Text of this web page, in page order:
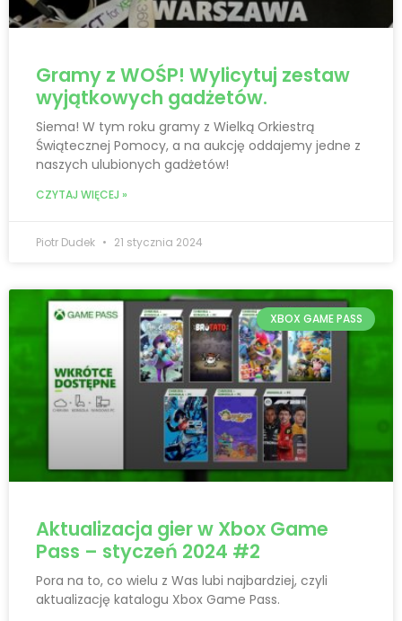
Gramy z WOŚP! Wylicytuj zestaw
wyjątkowych gadżetów.
Siema! W tym roku gramy z Wielką Orkiestrą
Świątecznej Pomocy, a na aukcję oddajemy jedne z
naszych ulubionych gadżetów!
CZYTAJ WIĘCEJ »
Piotr Dudek 21 stycznia 2024
XBOX GAME PASS
Aktualizacja gier w Xbox Game
Pass – styczeń 2024 #2
Pora na to, co wielu z Was lubi najbardziej, czyli
aktualizację katalogu Xbox Game Pass.